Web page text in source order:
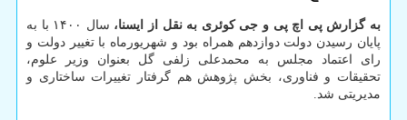
به گزارش پی اچ پی و جی کوئری به نقل از ایسنا،
سال ۱۴۰۰ با به
پایان رسیدن دولت دوازدهم همراه بود و شهریورماه با تغییر دولت و
رای اعتماد مجلس به محمدعلی زلفی گل بعنوان وزیر علوم،
تحقیقات و فناوری، بخش پژوهش هم گرفتار تغییرات ساختاری و
مدیریتی شد.